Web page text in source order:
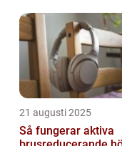
21 augusti 2025
Så fungerar aktiva